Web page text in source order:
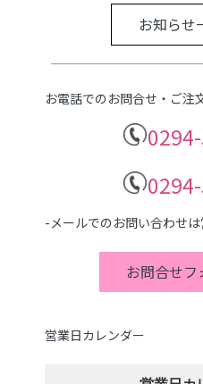
お知らせ
お電話でのお問合せ・ご注
-メールでのお問い合わせ
お問合せ
営業日カレンダー